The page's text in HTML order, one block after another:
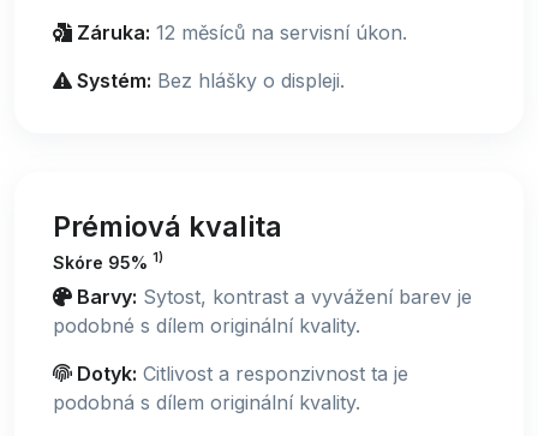
Záruka: 12 měsíců na servisní úkon.
Systém: Bez hlášky o displeji.
Prémiová kvalita
Skóre 95% 1)
Barvy: Sytost, kontrast a vyvážení barev je
podobné s dílem originální kvality.
Dotyk: Citlivost a responzivnost ta je
podobná s dílem originální kvality.